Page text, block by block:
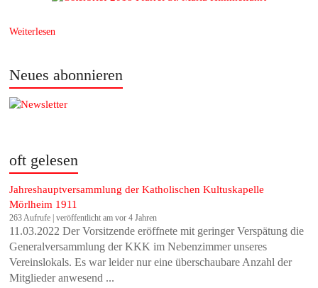
Weiterlesen
Neues abonnieren
oft gelesen
Jahreshauptversammlung der Katholischen Kultuskapelle
Mörlheim 1911
263 Aufrufe |veröffentlicht am vor 4 Jahren
11.03.2022 Der Vorsitzende eröffnete mit geringer Verspätung die
Generalversammlung der KKK im Nebenzimmer unseres
Vereinslokals. Es war leider nur eine überschaubare Anzahl der
Mitglieder anwesend ...